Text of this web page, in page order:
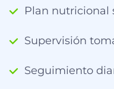
Plan nutricional
Supervisión
Seguimiento